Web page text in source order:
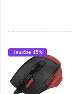
Кешбэк 15%